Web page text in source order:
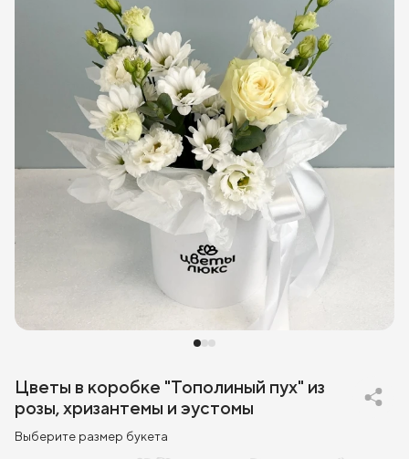
Цветы в коробке "Тополиный пух" из
розы, хризантемы и эустомы
Выберите размер букета